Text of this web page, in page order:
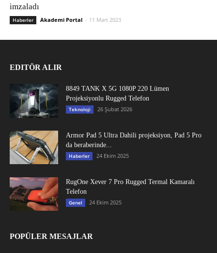
imzaladı
Haberler Akademi Portal - 11 Mart 2023
EDITÖR ALIR
8849 TANK X 5G 1080P 220 Lümen
Projeksiyonlu Rugged Telefon
Teknoloji 26 Şubat 2026
Armor Pad 5 Ultra Dahili projeksiyon, Pad 5 Pro
da beraberinde...
Haberler 24 Ekim 2025
RugOne Xever 7 Pro Rugged Termal Kamaralı
Telefon
Genel 24 Ekim 2025
POPÜLER MESAJLAR